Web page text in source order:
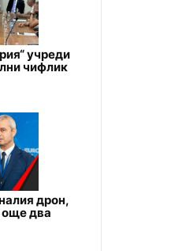
учреди
чифлик
дрон,
още два